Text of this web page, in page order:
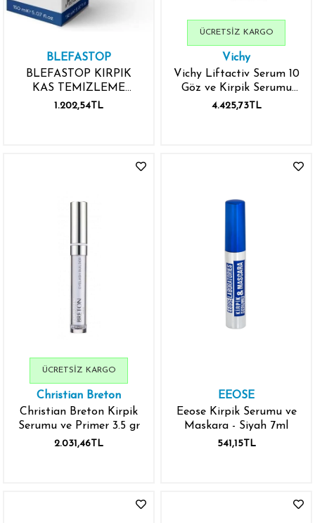
BLEFASTOP
BLEFASTOP KIRPIK
KAS TEMIZLEME
KOPUGU 150 ML
1.202,54TL
Vichy
Vichy Liftactiv Serum 10
Göz ve Kirpik Serumu
15ml
4.425,73TL
ÜCRETSIZ KARGO
Christian Breton
Christian Breton Kirpik
Serumu ve Primer 3.5 gr
2.031,46TL
ÜCRETSIZ KARGO
EEOSE
Eeose Kirpik Serumu ve
Maskara - Siyah 7ml
541,15TL